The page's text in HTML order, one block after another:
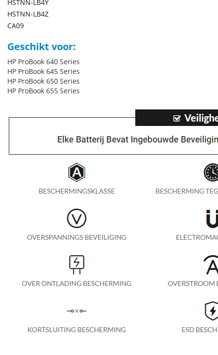
HSTNN-LB4Y
HSTNN-LB4Z
CA09
Geschikt voor:
HP ProBook 640 Series
HP ProBook 645 Series
HP ProBook 650 Series
HP ProBook 655 Series